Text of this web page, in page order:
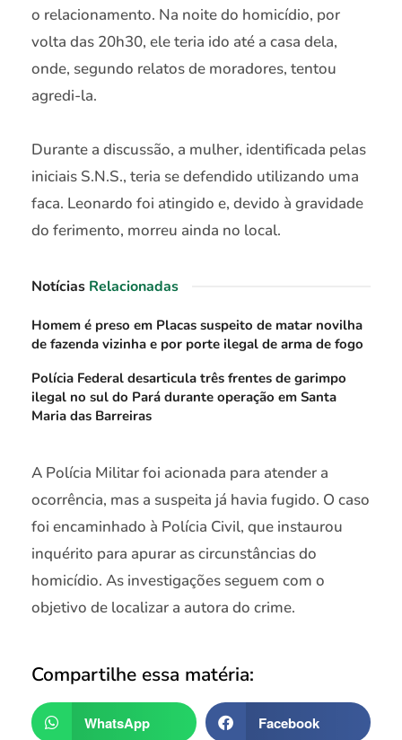
o relacionamento. Na noite do homicídio, por
volta das 20h30, ele teria ido até a casa dela,
onde, segundo relatos de moradores, tentou
agredi-la.
Durante a discussão, a mulher, identificada pelas
iniciais S.N.S., teria se defendido utilizando uma
faca. Leonardo foi atingido e, devido à gravidade
do ferimento, morreu ainda no local.
Notícias Relacionadas
Homem é preso em Placas suspeito de matar novilha
de fazenda vizinha e por porte ilegal de arma de fogo
Polícia Federal desarticula três frentes de garimpo
ilegal no sul do Pará durante operação em Santa
Maria das Barreiras
A Polícia Militar foi acionada para atender a
ocorrência, mas a suspeita já havia fugido. O caso
foi encaminhado à Polícia Civil, que instaurou
inquérito para apurar as circunstâncias do
homicídio. As investigações seguem com o
objetivo de localizar a autora do crime.
Compartilhe essa matéria:
WhatsApp Facebook